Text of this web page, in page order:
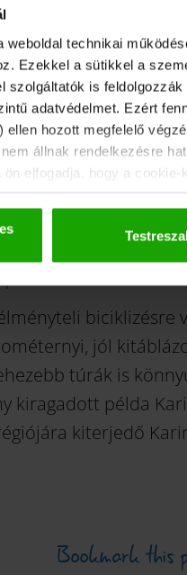
technikai
Ezekkel a sütikkel a
szolgáltatók is
adatvédelmet. Ezért
ellen hozott megfelelő
állnak rendelkezésre
ön elfogadja, hogy a
az
jól
túrák is
kiragadott példa
kiterjedő
Bookmark this